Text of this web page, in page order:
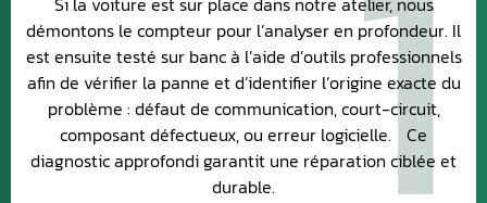
démontons le compteur pour l’analyser en profondeur. Il
est ensuite testé sur banc à l’aide d’outils professionnels
afin de vérifier la panne et d’identifier l’origine exacte du
problème : défaut de communication, court-circuit,
composant défectueux, ou erreur logicielle. Ce
diagnostic approfondi garantit une réparation ciblée et
durable.